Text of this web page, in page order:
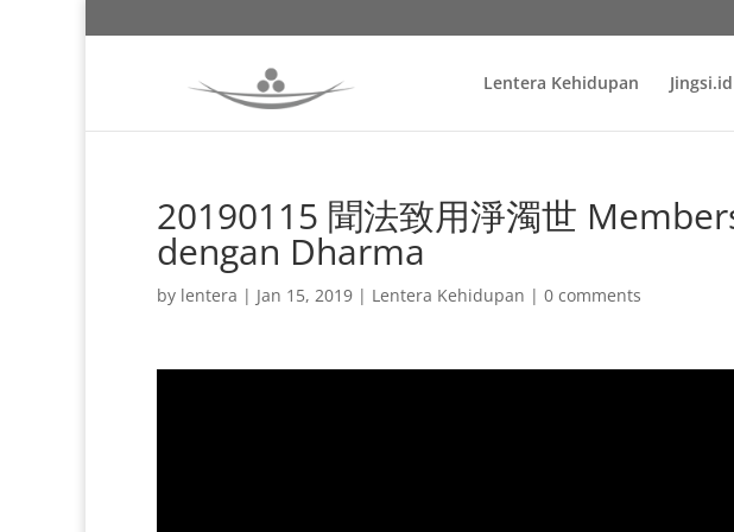
Lentera Kehidupan Jingsi.id
20190115 聞法致用淨濁世
dengan Dharma
by lentera | Jan 15, 2019 | Lentera Kehidupan | 0 comments